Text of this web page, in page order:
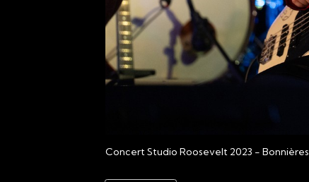
Concert Studio Roosevelt 2023 - Bonnières